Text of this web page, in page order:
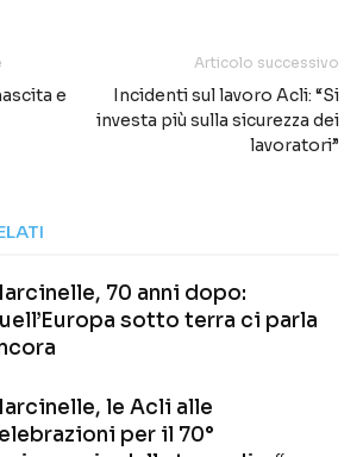
e
Articolo successivo
Incidenti sul lavoro Acli: “Si
investa più sulla sicurezza dei
lavoratori”
70 anni dopo:
sotto terra ci parla
le Acli alle
per il 70°